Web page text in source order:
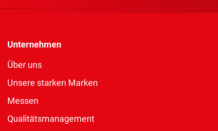
Unternehmen
Über uns
Unsere starken Marken
Messen
Qualitätsmanagement